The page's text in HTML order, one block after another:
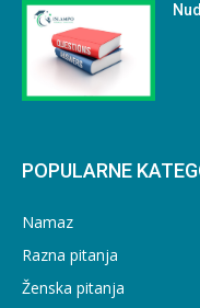
POPULARNE
Namaz
Razna pitanja
Ženska pitanja